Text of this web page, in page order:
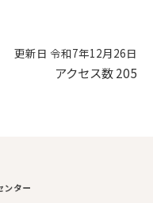
更新日 令和7年12月26日
アクセス数205